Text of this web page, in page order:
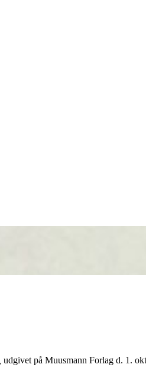
udgivet på Muusmann Forlag d. 1.